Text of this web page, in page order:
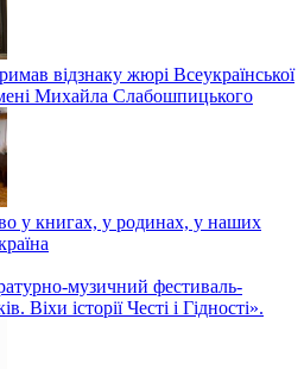
відзнаку жюрі Всеукраїнської
Михайла Слабошпицького
у книгах, у родинах, у наших
музичний фестиваль-
Віхи історії Честі і Гідності».